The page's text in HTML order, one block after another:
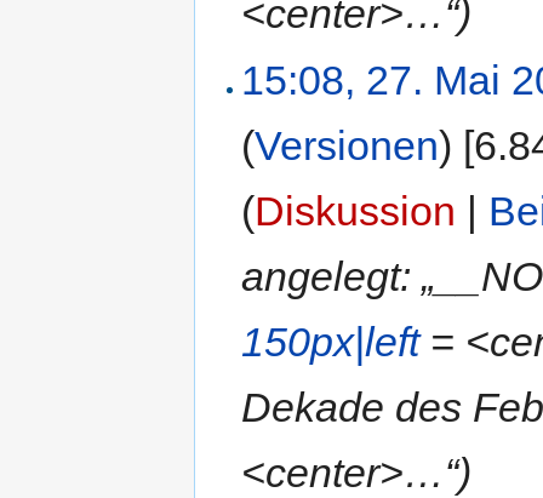
<center>…“)
15:08, 27. Mai
(Versionen)
(Diskussion
angelegt:
150px|left=
Dekade des
<center>…“)